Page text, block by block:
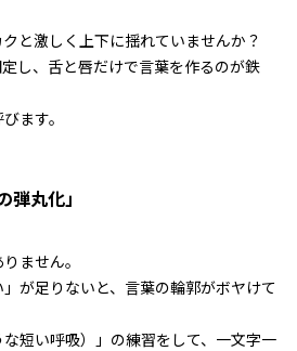
と激しく上下に揺れていませんか？
し、舌と唇だけで言葉を作るのが鉄
ます。
丸化」
ません。
が足りないと、言葉の輪郭がボヤけて
な短い呼吸）」の練習をして、一文字一